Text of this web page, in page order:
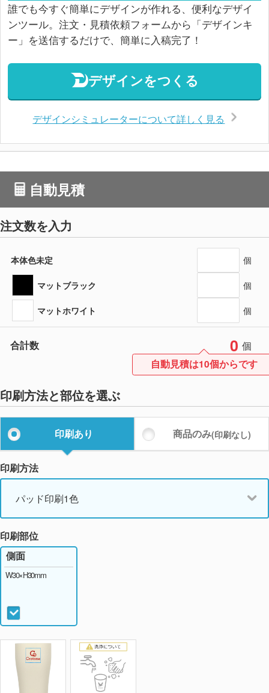
誰でも今すぐ簡単にデザインが作れる、便利なデザイ
ンツール。注文・見積依頼フォームから「デザインキ
ー」を送信するだけで、簡単に入稿完了！
デザインをつくる
デザインシミュレーターについて詳しく見る
自動見積
注文数を入力
本体色未定 個
マットブラック 個
マットホワイト 個
合計数 0 個
自動見積は10個からです
印刷方法と部位を選ぶ
印刷あり 商品のみ(印刷なし)
印刷方法
パッド印刷1色
印刷部位
側面
W30×H30mm